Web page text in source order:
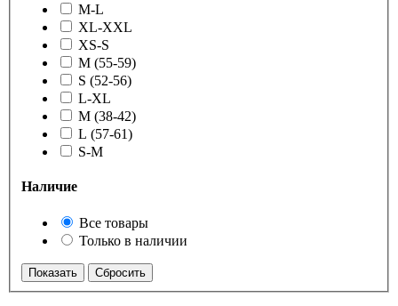
M-L
XL-XXL
XS-S
M (55-59)
S (52-56)
L-XL
M (38-42)
L (57-61)
S-M
Наличие
Все товары
Только в наличии